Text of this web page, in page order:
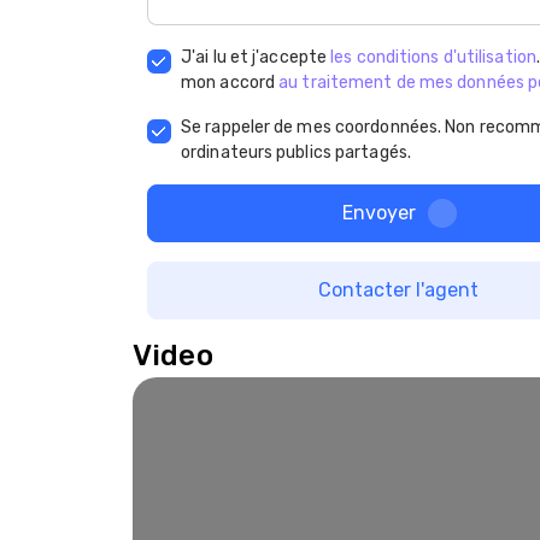
J'ai lu et j'accepte les conditions d'utilisation
mon accordau traitement de mes données
Se rappeler de mes coordonnées. Non
ordinateurs publics partagés.
Envoyer
Contacter l'agent
Video